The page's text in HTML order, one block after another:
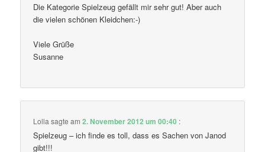
Die Kategorie Spielzeug gefällt mir sehr gut! Aber auch
die vielen schönen Kleidchen:-)
Viele Grüße
Susanne
Lollasagte am2. November 2012 um 00:40 :
Spielzeug – ich finde es toll, dass es Sachen von Janod
gibt!!!